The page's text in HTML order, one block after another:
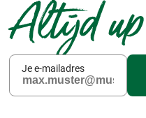
Altijd
Je e-mailadres